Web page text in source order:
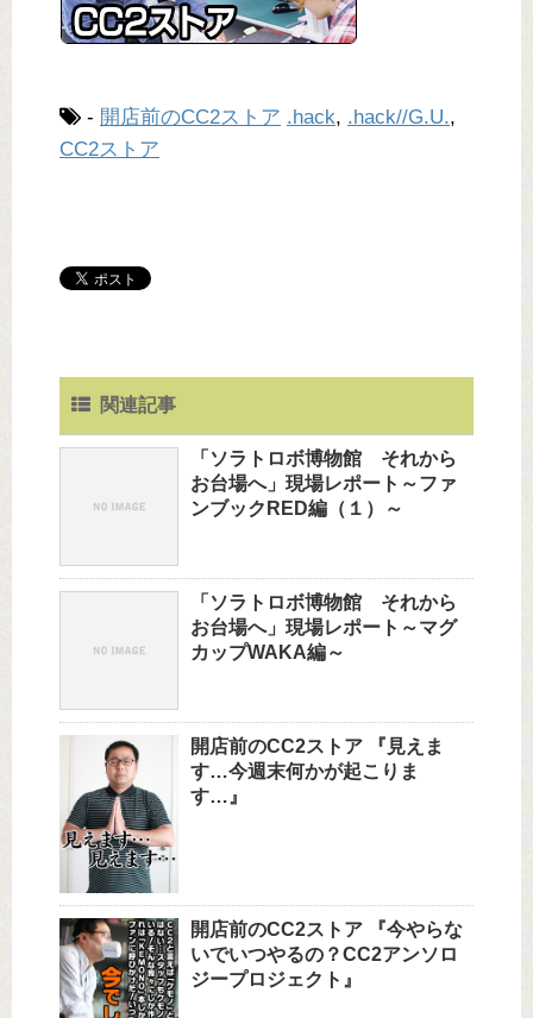
- 開店前のCC2ストア .hack, .hack//G.U.,
CC2ストア
関連記事
「ソラトロボ博物館 それから
お台場へ」現場レポート～ファ
ンブックRED編（１）～
「ソラトロボ博物館 それから
お台場へ」現場レポート～マグ
カップWAKA編～
開店前のCC2ストア 『見えま
す…今週末何かが起こりま
す…』
開店前のCC2ストア 『今やらな
いでいつやるの？CC2アンソロ
ジープロジェクト』